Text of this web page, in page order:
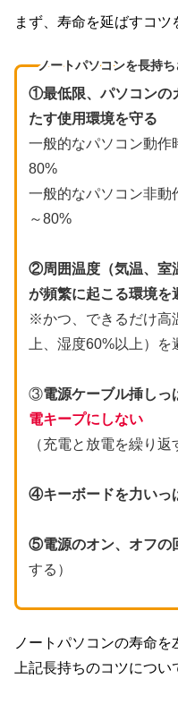
まず、寿命を延ばすコツ
ノートパソコンを長持
①最低限、パソコンの
たす使用環境を守る
一般的なパソコン動
80%
一般的なパソコン非
～80%
②周囲温度（気温、室
が頻繁に起こる環境を
※かつ、できるだけ高
上、湿度60%以上）を
③電源ケーブル挿しっ
電キープにしない
（充電と放電を繰り返
④キーボードを力いっ
⑤電源のオン、オフの
する）
ノートパソコンの寿命を
上記長持ちのコツについ